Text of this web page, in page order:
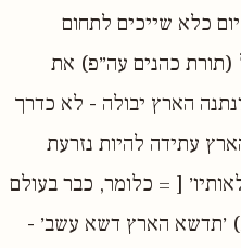
כלא שייכים לתחום
(תורת כהנים עה״פ) את
הארץ יבולה - לא כדרך
עתידה להיות נזרעת
[ = כלומר, כבר בעולם
׳תדשא הארץ דשא עשב׳ -